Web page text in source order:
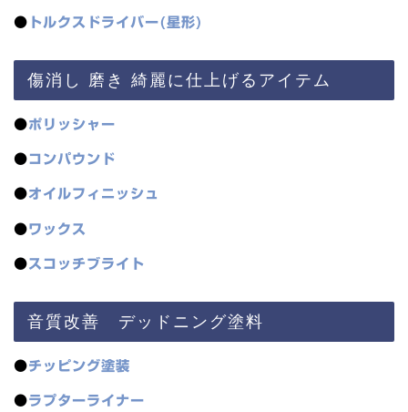
● トルクスドライバー(星形)
傷消し 磨き 綺麗に仕上げるアイテム
●ポリッシャー
●コンパウンド
●オイルフィニッシュ
●ワックス
●スコッチブライト
音質改善 デッドニング塗料
●チッピング塗装
●ラプターライナー